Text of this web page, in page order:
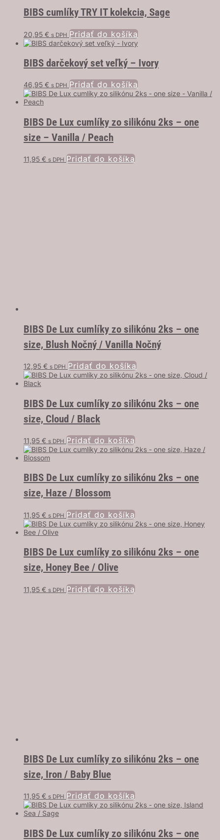
BIBS cumlíky TRY IT kolekcia, Sage
20,95 € s DPH Pridať do košíka
BIBS darčekový set veľký – Ivory
46,95 € s DPH Pridať do košíka
BIBS De Lux cumlíky zo silikónu 2ks – one
size – Vanilla / Peach
11,95 € s DPH Pridať do košíka
BIBS De Lux cumlíky zo silikónu 2ks – one
size, Blush Nočný / Vanilla Nočný
12,95 € s DPH Pridať do košíka
BIBS De Lux cumlíky zo silikónu 2ks – one
size, Cloud / Black
11,95 € s DPH Pridať do košíka
BIBS De Lux cumlíky zo silikónu 2ks – one
size, Haze / Blossom
11,95 € s DPH Pridať do košíka
BIBS De Lux cumlíky zo silikónu 2ks – one
size, Honey Bee / Olive
11,95 € s DPH Pridať do košíka
BIBS De Lux cumlíky zo silikónu 2ks – one
size, Iron / Baby Blue
11,95 € s DPH Pridať do košíka
BIBS De Lux cumlíky zo silikónu 2ks – one